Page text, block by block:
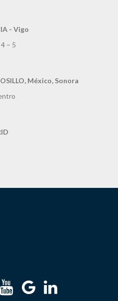
- Vigo
– 5
México, Sonora